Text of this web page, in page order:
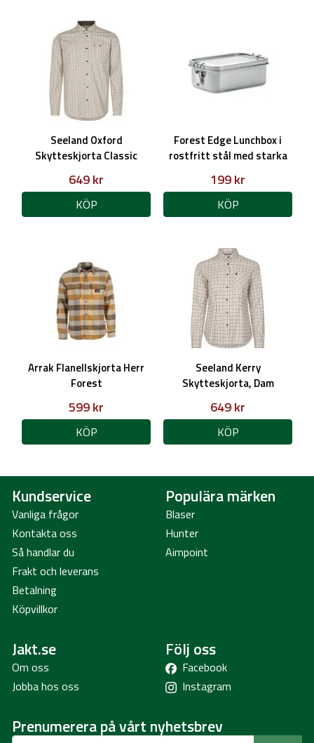
Seeland Oxford
Skytteskjorta Classic
Herr
649 kr
KÖP
Forest Edge Lunchbox i
rostfritt stål med starka
199 kr
KÖP
Arrak Flanellskjorta Herr
Forest
599 kr
KÖP
Seeland Kerry
Skytteskjorta, Dam
649 kr
KÖP
Kundservice
Vanliga frågor
Kontakta oss
Så handlar du
Frakt och leverans
Betalning
Köpvillkor
Populära märken
Blaser
Hunter
Aimpoint
Jakt.se
Om oss
Jobba hos oss
Följ oss
Facebook
Instagram
Prenumerera på vårt nyhetsbrev